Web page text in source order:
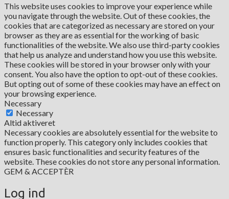
This website uses cookies to improve your experience while
you navigate through the website. Out of these cookies, the
cookies that are categorized as necessary are stored on your
browser as they are as essential for the working of basic
functionalities of the website. We also use third-party cookies
that help us analyze and understand how you use this website.
These cookies will be stored in your browser only with your
consent. You also have the option to opt-out of these cookies.
But opting out of some of these cookies may have an effect on
your browsing experience.
Necessary
Necessary
Altid aktiveret
Necessary cookies are absolutely essential for the website to
function properly. This category only includes cookies that
ensures basic functionalities and security features of the
website. These cookies do not store any personal information.
GEM & ACCEPTÈR
Log ind